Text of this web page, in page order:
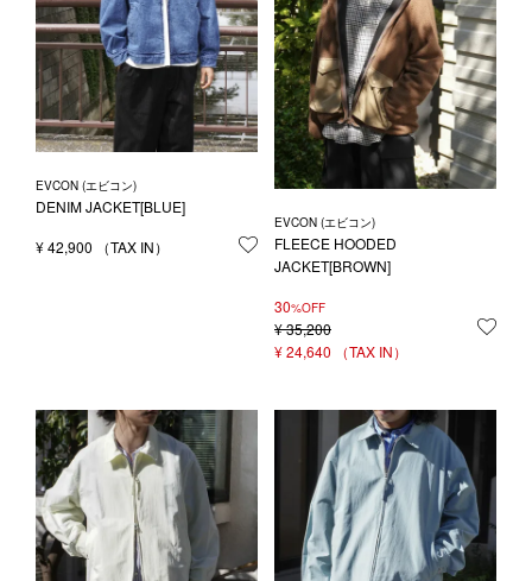
EVCON (エビコン)
DENIM JACKET[BLUE]
¥42,900 お気に入りに登録する
EVCON (エビコン)
FLEECE HOODED
JACKET[BROWN]
30%OFF
¥35,200
¥24,640